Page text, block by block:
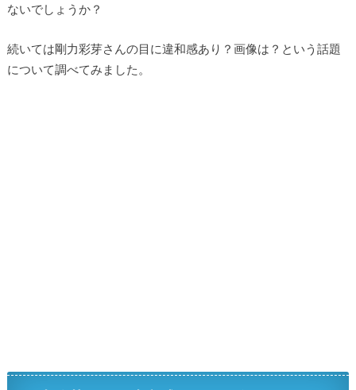
ないでしょうか？
続いては剛力彩芽さんの目に違和感あり？画像は？という話題
について調べてみました。